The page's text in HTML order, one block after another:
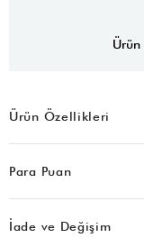
Ürün
Ürün Özellikleri
Para Puan
İade ve Değişim